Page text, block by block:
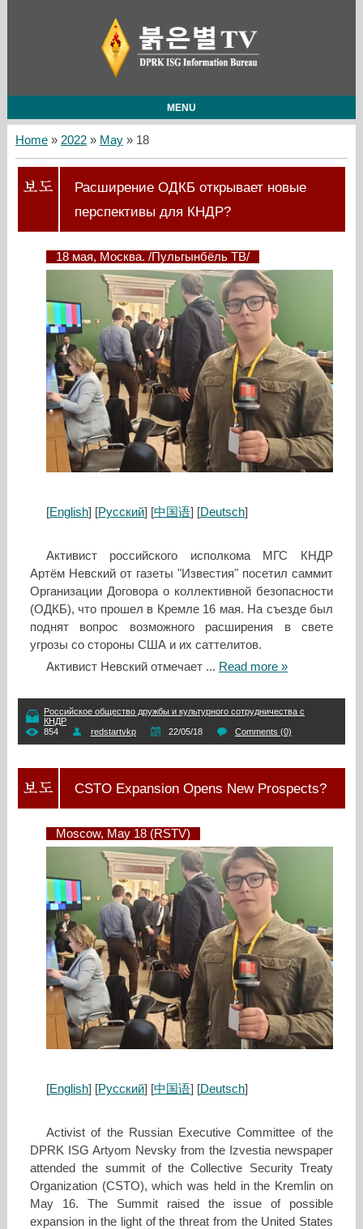
MENU
Home» 2022 » May » 18
Расширение ОДКБ открывает новые
перспективы для КНДР?
18 мая, Москва. /Пульгынбёль ТВ/
[English] [Русский] [中国语] [Deutsch]
Активист российского исполкома МГС КНДР
Артём Невский от газеты "Известия" посетил саммит
Организации Договора о коллективной безопасности
(ОДКБ), что прошел в Кремле 16 мая. На съезде был
поднят вопрос возможного расширения в свете
угрозы со стороны США и их саттелитов.
Активист Невский отмечает ... Read more »
Российское общество дружбы и культурного сотрудничества с
КНДР
854
redstartvkp 22/05/18 Comments (0)
CSTO Expansion Opens New Prospects?
Moscow, May 18 (RSTV)
[English] [Русский] [中国语] [Deutsch]
Activist of the Russian Executive Committee of the
DPRK ISG Artyom Nevsky from the Izvestia newspaper
attended the summit of the Collective Security Treaty
Organization (CSTO), which was held in the Kremlin on
May 16. The Summit raised the issue of possible
expansion in the light of the threat from the United States